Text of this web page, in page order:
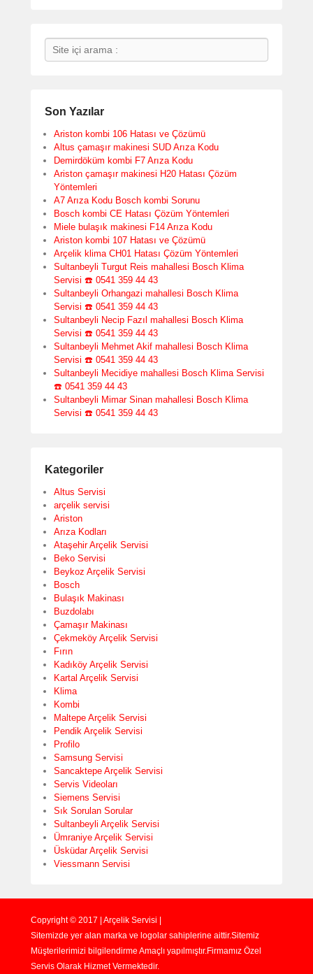
Search
Son Yazılar
Ariston kombi 106 Hatası ve Çözümü
Altus çamaşır makinesi SUD Arıza Kodu
Demirdöküm kombi F7 Arıza Kodu
Ariston çamaşır makinesi H20 Hatası Çözüm
Yöntemleri
A7 Arıza Kodu Bosch kombi Sorunu
Bosch kombi CE Hatası Çözüm Yöntemleri
Miele bulaşık makinesi F14 Arıza Kodu
Ariston kombi 107 Hatası ve Çözümü
Arçelik klima CH01 Hatası Çözüm Yöntemleri
Sultanbeyli Turgut Reis mahallesi Bosch Klima
Servisi ☎️ 0541 359 44 43
Sultanbeyli Orhangazi mahallesi Bosch Klima
Servisi ☎️ 0541 359 44 43
Sultanbeyli Necip Fazıl mahallesi Bosch Klima
Servisi ☎️ 0541 359 44 43
Sultanbeyli Mehmet Akif mahallesi Bosch Klima
Servisi ☎️ 0541 359 44 43
Sultanbeyli Mecidiye mahallesi Bosch Klima Servisi
☎️ 0541 359 44 43
Sultanbeyli Mimar Sinan mahallesi Bosch Klima
Servisi ☎️ 0541 359 44 43
Kategoriler
Altus Servisi
arçelik servisi
Ariston
Arıza Kodları
Ataşehir Arçelik Servisi
Beko Servisi
Beykoz Arçelik Servisi
Bosch
Bulaşık Makinası
Buzdolabı
Çamaşır Makinası
Çekmeköy Arçelik Servisi
Fırın
Kadıköy Arçelik Servisi
Kartal Arçelik Servisi
Klima
Kombi
Maltepe Arçelik Servisi
Pendik Arçelik Servisi
Profilo
Samsung Servisi
Sancaktepe Arçelik Servisi
Servis Videoları
Siemens Servisi
Sık Sorulan Sorular
Sultanbeyli Arçelik Servisi
Ümraniye Arçelik Servisi
Üsküdar Arçelik Servisi
Viessmann Servisi
Copyright © 2017 | Arçelik Servisi |
Sitemizde yer alan marka ve logolar sahiplerine aittir.Sitemiz
Müşterilerimizi bilgilendirme Amaçlı yapılmıştır.Firmamız Özel
Servis Olarak Hizmet Vermektedir.